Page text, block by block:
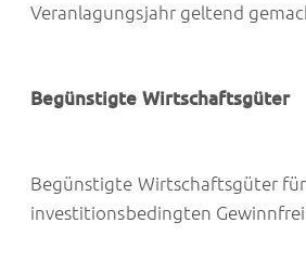
Veranlagungsjahr geltend
Begünstigte Wirtschaftsgüter
Begünstigte Wirtschaftsgüter
investitionsbedingten